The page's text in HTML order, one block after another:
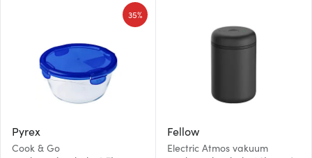
Pyrex
Cook & Go
35%
Fellow
Electric Atmos vakuum